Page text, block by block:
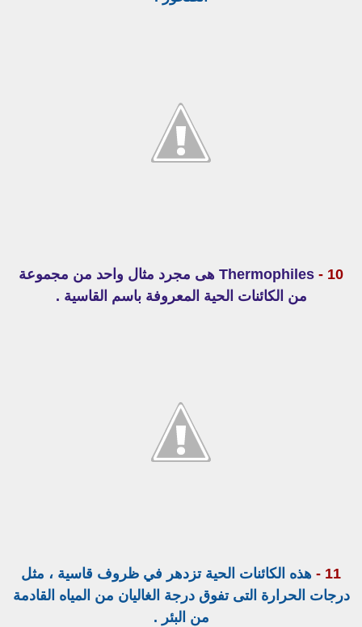
10 -
Thermophiles هى مجرد مثال واحد من مجموعة
من الكائنات الحية المعروفة باسم القاسية .
11 -
هذه الكائنات الحية تزدهر في ظروف قاسية ، مثل
درجات الحرارة التى تفوق درجة الغاليان من المياه القادمة
من البئر .